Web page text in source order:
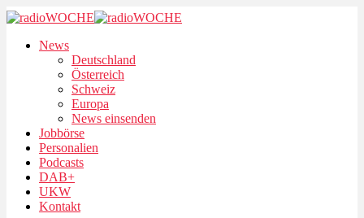
News
Deutschland
Österreich
Schweiz
Europa
News einsenden
Jobbörse
Personalien
Podcasts
DAB+
UKW
Kontakt